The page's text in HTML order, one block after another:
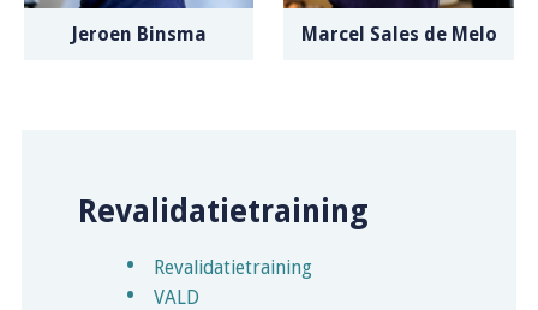
Jeroen Binsma Marcel Sales de Melo
Revalidatietraining
Revalidatietraining
VALD